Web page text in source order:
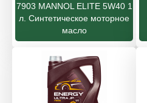
7903 MANNOL ELITE 5W40 1
л. Синтетическое моторное
масло